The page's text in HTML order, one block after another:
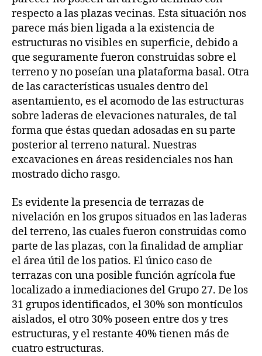
respecto a las plazas vecinas. Esta situación nos
parece más bien ligada a la existencia de
estructuras no visibles en superficie, debido a
que seguramente fueron construidas sobre el
terreno y no poseían una plataforma basal. Otra
de las características usuales dentro del
asentamiento, es el acomodo de las estructuras
sobre laderas de elevaciones naturales, de tal
forma que éstas quedan adosadas en su parte
posterior al terreno natural. Nuestras
excavaciones en áreas residenciales nos han
mostrado dicho rasgo.
Es evidente la presencia de terrazas de
nivelación en los grupos situados en las laderas
del terreno, las cuales fueron construidas como
parte de las plazas, con la finalidad de ampliar
el área útil de los patios. El único caso de
terrazas con una posible función agrícola fue
localizado a inmediaciones del Grupo 27. De los
31 grupos identificados, el 30% son montículos
aislados, el otro 30% poseen entre dos y tres
estructuras, y el restante 40% tienen más de
cuatro estructuras.